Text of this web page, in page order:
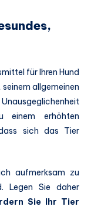
für Ihren Hund
allgemeinen
einem erhöhten
sich das Tier
aufmerksam zu
Legen Sie daher
Sie Ihr Tier